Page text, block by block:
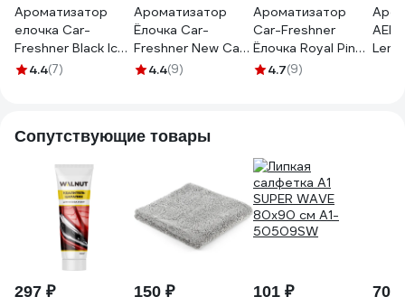
Ароматизатор
елочка Car-
Freshner Black Ice
Черный лед U1P-
4.4(7)
Ароматизатор
Ёлочка Car-
Freshner New Car
Scent Новая
4.4(9)
Ароматизатор
Car-Freshner
Ёлочка Royal Pine
Королевская
4.7(9)
АЕР
Сопутствующие товары
297 ₽ 150 ₽ 101 ₽ 705